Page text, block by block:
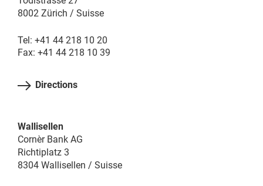
8002 Zürich / Suisse
Tel: +41 44 218 10 20
Fax: +41 44 218 10 39
Directions
Wallisellen
Cornèr Bank AG
Richtiplatz 3
8304 Wallisellen / Suisse